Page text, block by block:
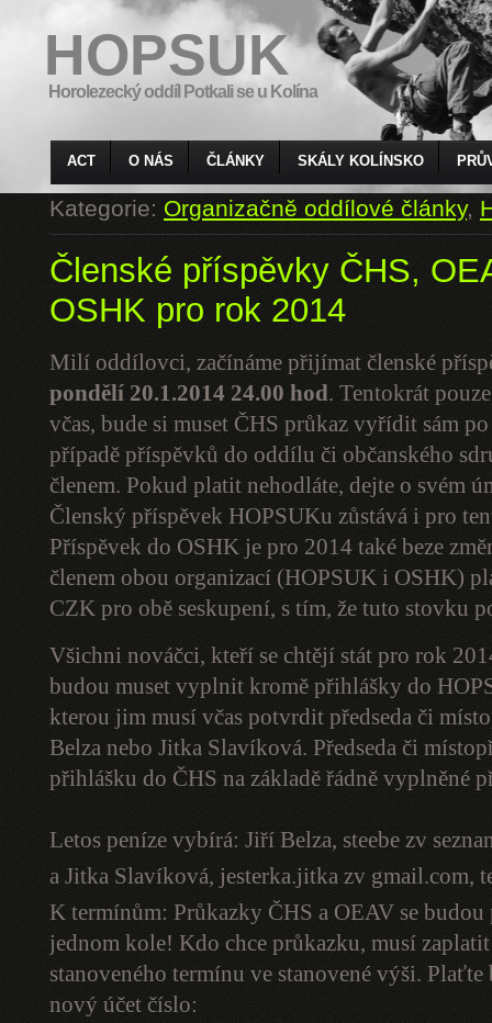
HOPSUK
Horolezecký oddíl Potkali se u Kolína
ACT O NÁS ČLÁNKY SKÁLY KOLÍNSKO
Kategorie:Organizačně oddílové články,
Členské příspěvky ČHS,
OSHK pro rok 2014
Milí oddílovci, začínáme přijímat členské
pondělí 20.1.201424.00 hod. Tentokrát
včas, bude si muset ČHS průkaz vyřídit sám
případě příspěvků do oddílu či občanského
členem. Pokud platit nehodláte, dejte o svém
Členský příspěvek HOPSUKu zůstává i pro
Příspěvek do OSHK je pro 2014 také beze
členem obou organizací (HOPSUK i OSHK)
CZK pro obě seskupení, s tím, že tuto stovku
Všichni nováčci, kteří se chtějí stát pro rok
budou muset vyplnit kromě přihlášky do
kterou jim musí včas potvrdit předseda či
Belza nebo Jitka Slavíková. Předseda či
přihlášku do ČHS na základě řádně vyplněné
Letos peníze vybírá: Jiří Belza, steebe zv
a Jitka Slavíková, jesterka.jitka zv gmail.com,
K termínům: Průkazky ČHS a OEAV se
jednom kole! Kdo chce průkazku, musí
stanoveného termínu ve stanovené výši.
nový účet číslo: